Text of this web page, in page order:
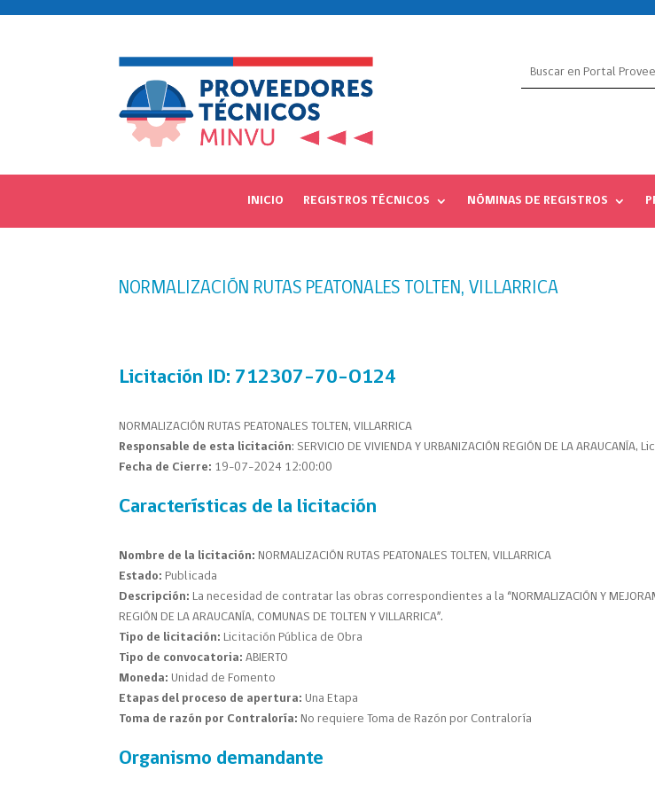
INICIO REGISTROS TÉCNICOS NÓMINAS DE REGISTROS
NORMALIZACIÓN RUTAS PEATONALES TOLTEN, VILLARRICA
Licitación ID: 712307-70-O124
NORMALIZACIÓN RUTAS PEATONALES TOLTEN, VILLARRICA
Responsable de esta licitación: SERVICIO DE VIVIENDA Y URBANIZACIÓN REGIÓN DE LA
Fecha de Cierre: 19-07-2024 12:00:00
Características de la licitación
Nombre de la licitación: NORMALIZACIÓN RUTAS PEATONALES TOLTEN, VILLARRICA
Estado: Publicada
Descripción: La necesidad de contratar las obras correspondientes a la “NORMALIZACIÓN Y
REGIÓN DE LA ARAUCANÍA, COMUNAS DE TOLTEN Y VILLARRICA”.
Tipo de licitación: Licitación Pública de Obra
Tipo de convocatoria: ABIERTO
Moneda: Unidad de Fomento
Etapas del proceso de apertura: Una Etapa
Toma de razón por Contraloría: No requiere Toma de Razón por Contraloría
Organismo demandante